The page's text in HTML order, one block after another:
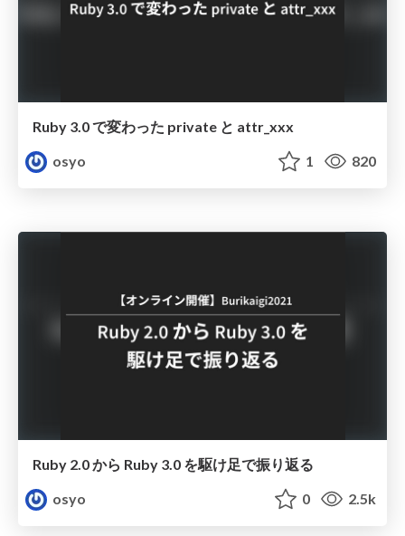
Ruby 3.0 で変わった private と attr_xxx
osyo
1 820
Ruby 2.0 から Ruby 3.0 を駆け足で振り返る
osyo
0 2.5k